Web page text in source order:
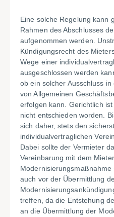
Eine solche Regelung kann
Rahmen des Abschlusses
aufgenommen werden.
Kündigungsrecht des
Wege einer
ausgeschlossen werden
ob ein solcher Ausschluss
von Allgemeinen
erfolgen kann. Gerichtlich
nicht entschieden worden.
sich daher, stets den
individualvertraglichen
Dabei sollte der Vermieter
Vereinbarung mit dem
auch vor der Übermittlung
treffen, da die Entstehung
an die Übermittlung der